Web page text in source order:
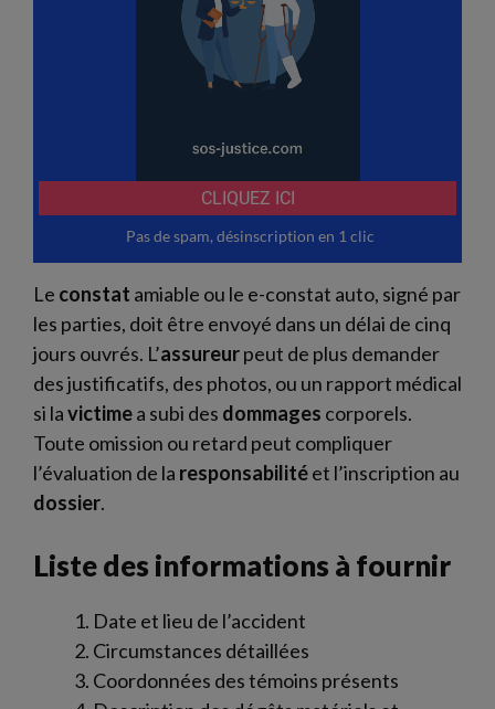
Le constat amiable ou le e-constat auto, signé par
les parties, doit être envoyé dans un délai de cinq
jours ouvrés. L’assureurpeut de plus demander
des justificatifs, des photos, ou un rapport médical
si lavictimea subi des dommages corporels.
Toute omission ou retard peut compliquer
l’évaluation de la responsabilitéet l’inscription au
dossier.
Liste des informations à fournir
Date et lieu de l’accident
Circumstances détaillées
Coordonnées des témoins présents